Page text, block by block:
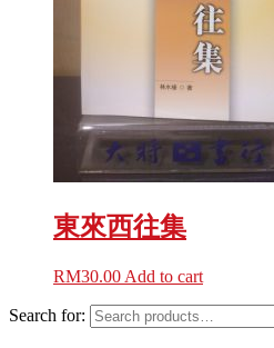
東來西往集
RM30.00 Add to cart
Search for: